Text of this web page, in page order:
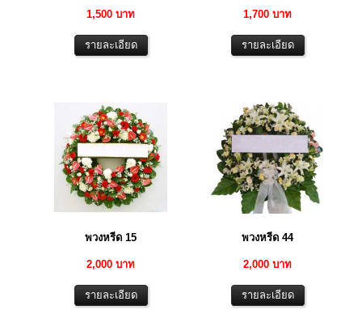
1,500 บาท 1,700 บาท
พวงหรีด 15
2,000 บาท
พวงหรีด 44
2,000 บาท